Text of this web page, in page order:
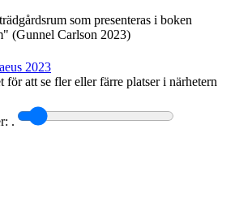
som presenteras i boken
(Gunnel Carlson 2023)
att se fler eller färre platser i närhetern
.